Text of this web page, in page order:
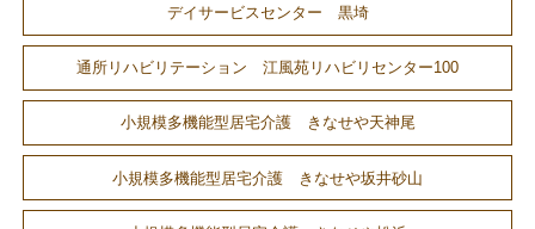
デイサービスセンター 黒埼
通所リハビリテーション 江風苑リハビリセンター100
小規模多機能型居宅介護 きなせや天神尾
小規模多機能型居宅介護 きなせや坂井砂山